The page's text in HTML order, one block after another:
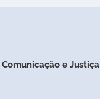
e Justiça